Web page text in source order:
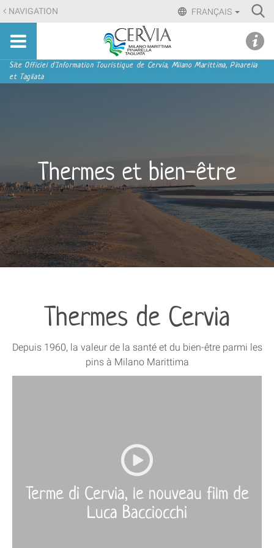
Aller
au
contenu.
Aller
à
FRANÇAIS
NAVIGATION
Sito
turistico
ufficiale
Navigation
Site Officiel d'Information Touristique de Cervia, Milano Marittima, Pinarella
et Tagliata
Thermes et bien-être
Thermes de Cervia
Depuis 1960, la valeur de la santé et du bien-être parmi les
pins à Milano Marittima
Terme di Cervia, le nouveau film de
Luca Bacciocchi
menu